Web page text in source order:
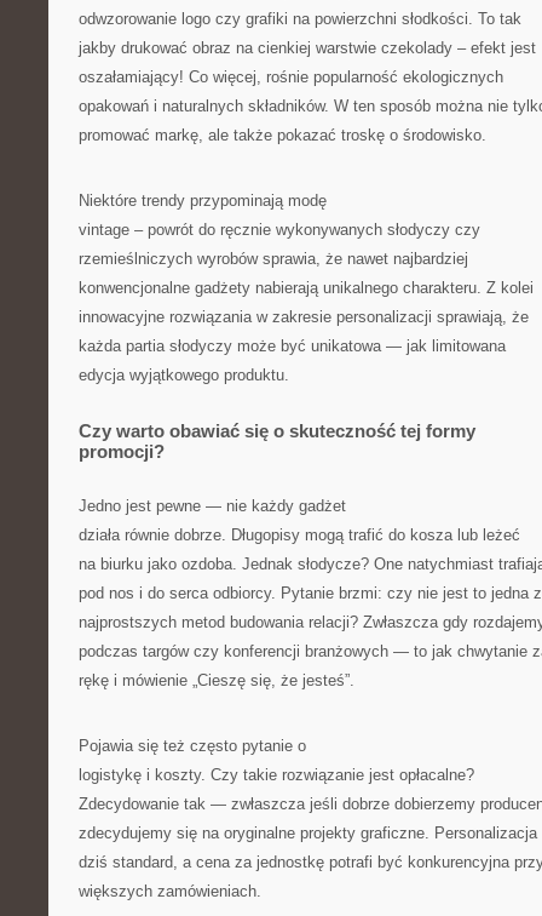
odwzorowanie logo czy grafiki na powierzchni słodkości. To tak
jakby drukować obraz na cienkiej warstwie czekolady – efekt jest
oszałamiający! Co więcej, rośnie popularność ekologicznych
opakowań i naturalnych składników. W ten sposób można nie
promować markę, ale także pokazać troskę o środowisko.
Niektóre trendy przypominają modę
vintage – powrót do ręcznie wykonywanych słodyczy czy
rzemieślniczych wyrobów sprawia, że nawet najbardziej
konwencjonalne gadżety nabierają unikalnego charakteru. Z kolei
innowacyjne rozwiązania w zakresie personalizacji sprawiają, że
każda partia słodyczy może być unikatowa — jak limitowana
edycja wyjątkowego produktu.
Czy warto obawiać się o skuteczność tej formy
promocji?
Jedno jest pewne — nie każdy gadżet
działa równie dobrze. Długopisy mogą trafić do kosza lub leżeć
na biurku jako ozdoba. Jednak słodycze? One natychmiast
pod nos i do serca odbiorcy. Pytanie brzmi: czy nie jest to jedna z
najprostszych metod budowania relacji? Zwłaszcza gdy
podczas targów czy konferencji branżowych — to jak chwytanie
rękę i mówienie „Cieszę się, że jesteś”.
Pojawia się też często pytanie o
logistykę i koszty. Czy takie rozwiązanie jest opłacalne?
Zdecydowanie tak — zwłaszcza jeśli dobrze dobierzemy
zdecydujemy się na oryginalne projekty graficzne. Personalizacja
dziś standard, a cena za jednostkę potrafi być konkurencyjna
większych zamówieniach.